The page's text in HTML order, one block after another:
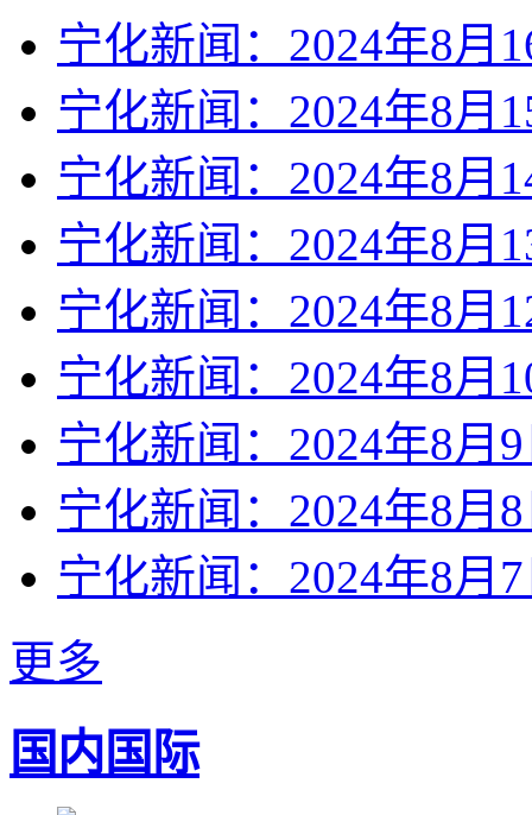
宁化新闻：2024年8月
宁化新闻：2024年8月
宁化新闻：2024年8月
宁化新闻：2024年8月
宁化新闻：2024年8月
宁化新闻：2024年8月
宁化新闻：2024年8月
宁化新闻：2024年8月
宁化新闻：2024年8月
更多
国内国际